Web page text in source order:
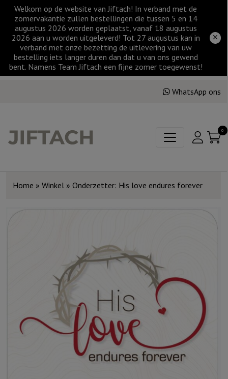
Welkom op de website van Jiftach! In verband met de
zomervakantie zullen bestellingen die tussen 5 en 14
augustus 2026 worden geplaatst, vanaf 18 augustus
2026 aan u worden uitgeleverd! Tot 27 augustus kan in
verband met onze bezetting de uitlevering van uw
bestelling iets langer duren dan dat u van ons gewend
bent. Namens Team Jiftach een fijne zomer toegewenst!
WhatsApp ons
0
Home » Winkel » Onderzetter: His love endures forever